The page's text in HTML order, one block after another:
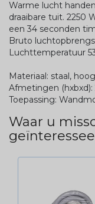
Warme lucht
draaibare tuit. 2250
een 34 seconden
Bruto
Luchttemperatuur
Materiaal: staal,
Afmetingen (hxbxd):
Toepassing:
Waar u